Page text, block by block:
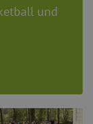
und